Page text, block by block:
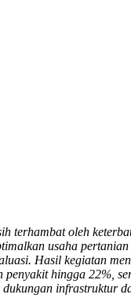
oleh
usaha
Hasil kegiatan
hingga 22%,
infrastruktur